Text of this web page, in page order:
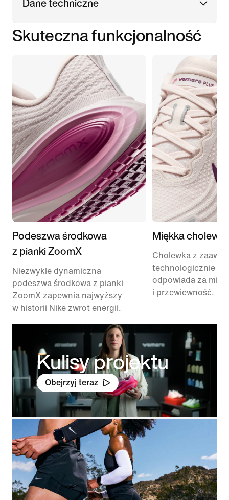
Skuteczna funkcjonalność
Podeszwa środkowa
z pianki ZoomX
Niezwykle dynamiczna
podeszwa środkowa z pianki
ZoomX zapewnia najwyższy
w historii Nike zwrot energii.
Miękka
Cholewka z
technologicznie
odpowiada za
i przewiewność.
Kulisy projektu
Obejrzyj teraz